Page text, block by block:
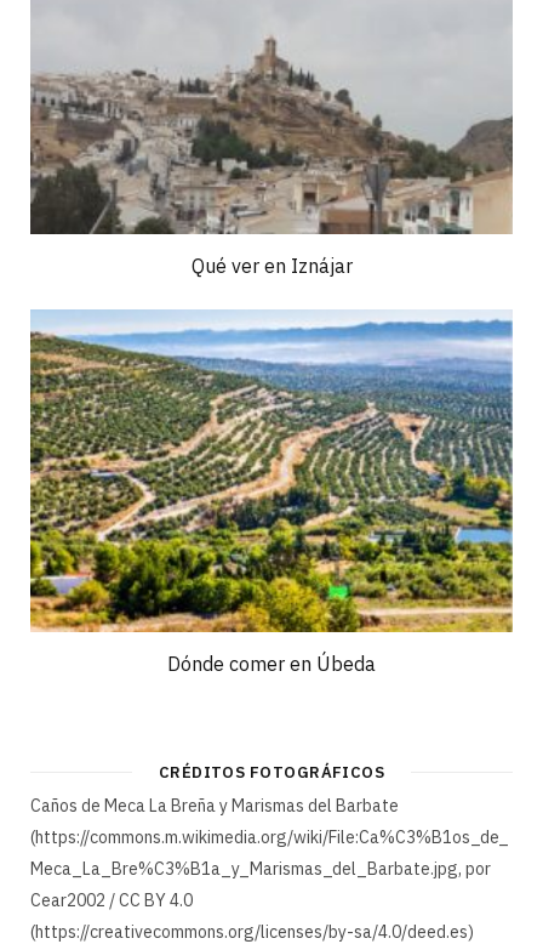
Qué ver en Iznájar
Dónde comer en Úbeda
CRÉDITOS FOTOGRÁFICOS
Caños de Meca La Breña y Marismas del Barbate
(https://commons.m.wikimedia.org/wiki/File:Ca%C3%B1os_de_
Meca_La_Bre%C3%B1a_y_Marismas_del_Barbate.jpg, por
Cear2002 / CC BY 4.0
(https://creativecommons.org/licenses/by-sa/4.0/deed.es)